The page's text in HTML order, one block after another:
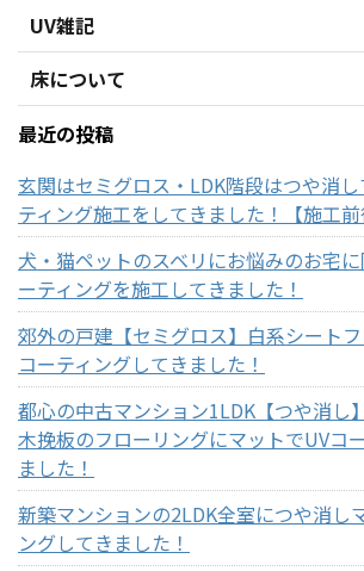
UV雑記
床について
最近の投稿
玄関はセミグロス・LDK階段はつや消
ティング施工をしてきました！【施工前
犬・猫ペットのスベリにお悩みのお宅
ーティングを施工してきました！
郊外の戸建【セミグロス】白系シート
コーティングしてきました！
都心の中古マンション1LDK【つや消し
木挽板のフローリングにマットでUVコ
ました！
新築マンションの2LDK全室につや消し
ングしてきました！